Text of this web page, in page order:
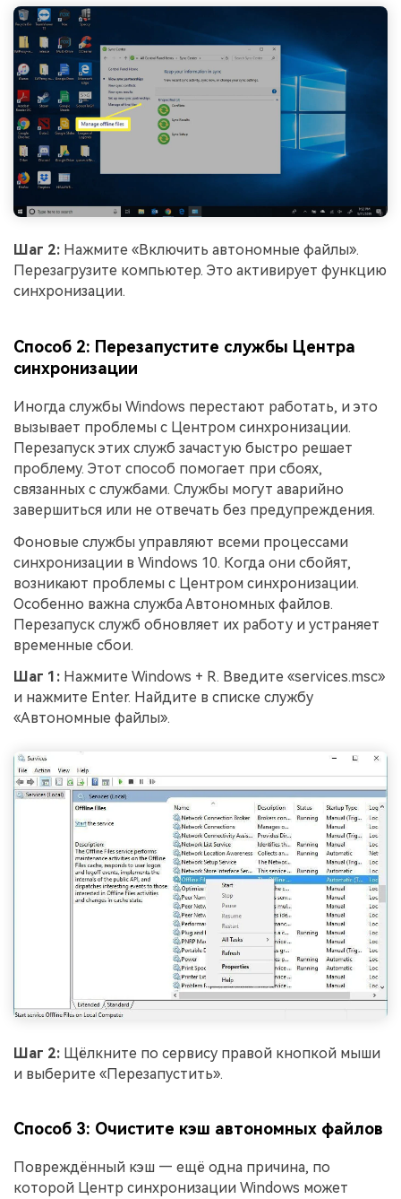
Шаг 2: Нажмите «Включить автономные файлы».
Перезагрузите компьютер. Это активирует функцию
синхронизации.
Способ 2: Перезапустите службы Центра
синхронизации
Иногда службы Windows перестают работать, и это
вызывает проблемы с Центром синхронизации.
Перезапуск этих служб зачастую быстро решает
проблему. Этот способ помогает при сбоях,
связанных с службами. Службы могут аварийно
завершиться или не отвечать без предупреждения.
Фоновые службы управляют всеми процессами
синхронизации в Windows 10. Когда они сбойят,
возникают проблемы с Центром синхронизации.
Особенно важна служба Автономных файлов.
Перезапуск служб обновляет их работу и устраняет
временные сбои.
Шаг 1: Нажмите Windows + R. Введите «services.msc»
и нажмите Enter. Найдите в списке службу
«Автономные файлы».
Шаг 2: Щёлкните по сервису правой кнопкой мыши
и выберите «Перезапустить».
Способ 3: Очистите кэш автономных файлов
Повреждённый кэш — ещё одна причина, по
которой Центр синхронизации Windows может